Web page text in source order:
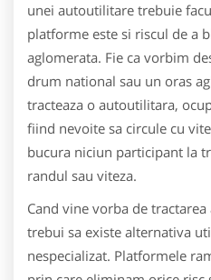
unei autoutilitare trebuie
platforme este si riscul de a
aglomerata. Fie ca vorbim
drum national sau un oras
tracteaza o autoutilitara,
fiind nevoite sa circule cu
bucura niciun participant la
randul sau viteza.
Cand vine vorba de
trebui sa existe alternativa
nespecializat. Platformele